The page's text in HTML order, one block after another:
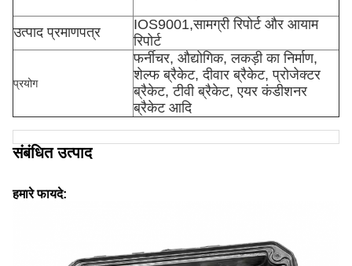
उत्पाद प्रमाणपत्र
IOS9001,सामग्री रिपोर्ट और आयाम
रिपोर्ट
प्रयोग
फर्नीचर, औद्योगिक, लकड़ी का निर्माण,
शेल्फ ब्रैकेट, दीवार ब्रैकेट, प्रोजेक्टर
ब्रैकेट, टीवी ब्रैकेट, एयर कंडीशनर
ब्रैकेट आदि
संबंधित उत्पाद
हमारे फायदे: